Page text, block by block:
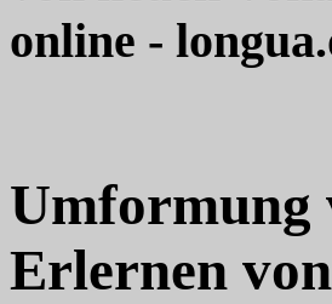
online -
Umformung
Erlernen